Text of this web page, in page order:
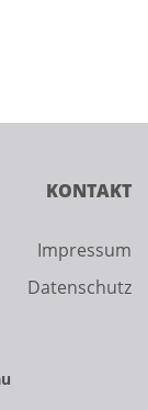
KONTAKT
Impressum
Datenschutz